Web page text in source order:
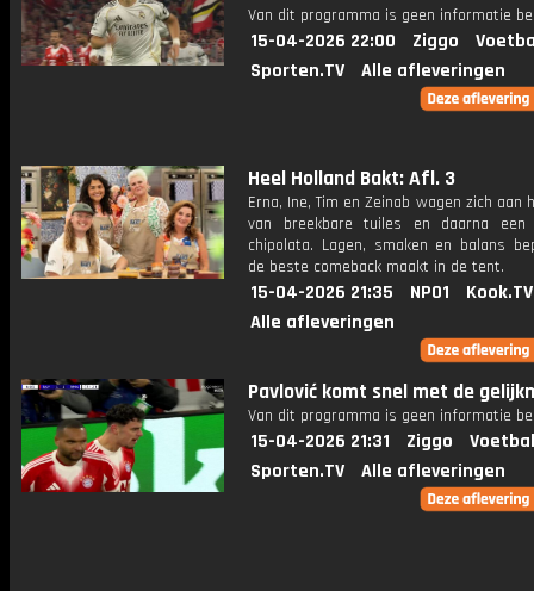
Van dit programma is geen informatie
15-04-2026 22:00 Ziggo
Sporten.TV
Alle afleveringen
Heel Holland Bakt: Afl. 3
Erna, Ine, Tim en Zeinab wagen zich aan
van breekbare tuiles en daarna een
chipolata. Lagen, smaken en balans
de beste comeback maakt in de tent.
15-04-2026 21:35 NPO1
Kook.TV
Alle afleveringen
Pavlović komt snel met de
Van dit programma is geen informatie
15-04-2026 21:31 Ziggo
Sporten.TV
Alle afleveringen